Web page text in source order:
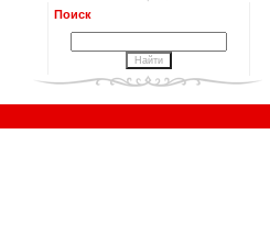
Поиск